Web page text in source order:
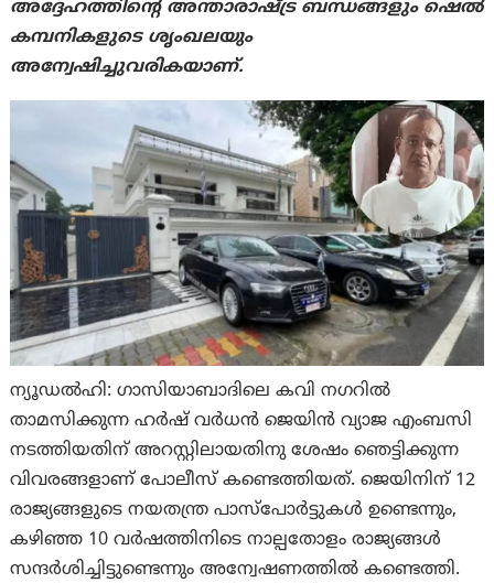
അദ്ദേഹത്തിന്റെ അന്താരാഷ്ട്ര ബന്ധങ്ങളും ഷെൽ
കമ്പനികളുടെ ശൃംഖലയും
അന്വേഷിച്ചുവരികയാണ്.
ന്യൂഡല്‍ഹി: ഗാസിയാബാദിലെ കവി നഗറിൽ
താമസിക്കുന്ന ഹർഷ് വർധൻ ജെയിൻ വ്യാജ എംബസി
നടത്തിയതിന് അറസ്റ്റിലായതിനു ശേഷം ഞെട്ടിക്കുന്ന
വിവരങ്ങളാണ് പോലീസ് കണ്ടെത്തിയത്. ജെയിനിന് 12
രാജ്യങ്ങളുടെ നയതന്ത്ര പാസ്‌പോർട്ടുകൾ ഉണ്ടെന്നും,
കഴിഞ്ഞ 10 വർഷത്തിനിടെ നാല്പതോളം രാജ്യങ്ങൾ
സന്ദർശിച്ചിട്ടുണ്ടെന്നും അന്വേഷണത്തിൽ കണ്ടെത്തി.